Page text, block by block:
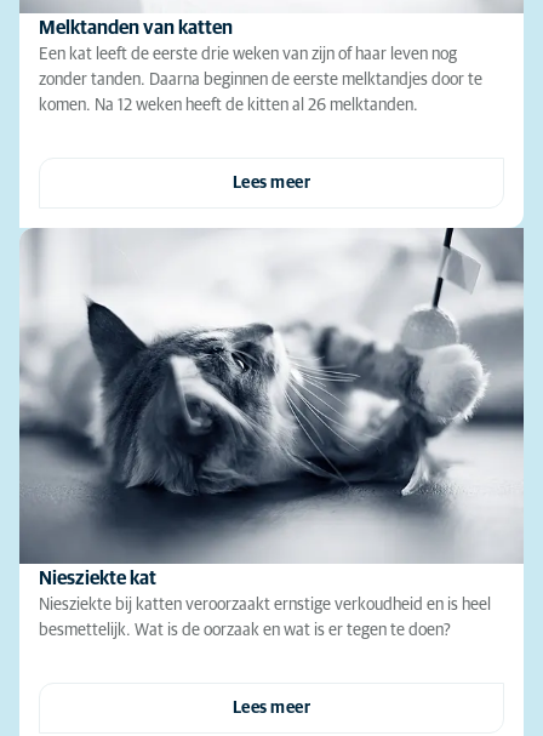
Melktanden van katten
Een kat leeft de eerste drie weken van zijn of haar leven nog
zonder tanden. Daarna beginnen de eerste melktandjes door te
komen. Na 12 weken heeft de kitten al 26 melktanden.
Lees meer
Niesziekte kat
Niesziekte bij katten veroorzaakt ernstige verkoudheid en is heel
besmettelijk. Wat is de oorzaak en wat is er tegen te doen?
Lees meer